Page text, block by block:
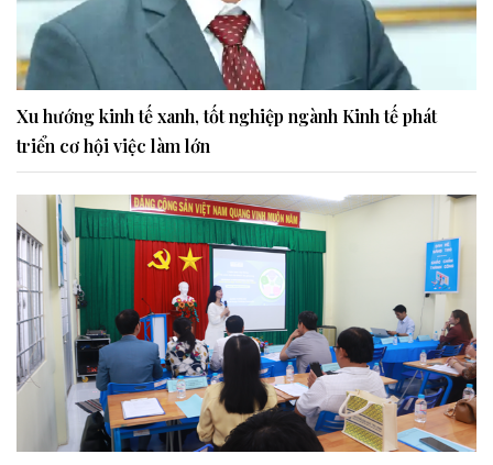
Xu hướng kinh tế xanh, tốt nghiệp ngành Kinh tế phát
triển cơ hội việc làm lớn